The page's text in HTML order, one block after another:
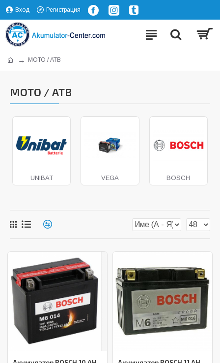
Вход Регистрация
МОТО / АТВ
МОТО / АТВ
UNIBAT VEGA BOSCH